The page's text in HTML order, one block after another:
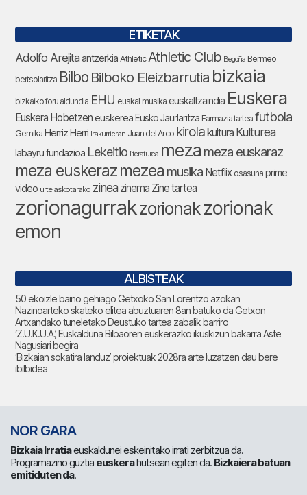
ETIKETAK
Adolfo Arejitaantzerkia Athletic Athletic Club Begoña Bermeo
bertsolaritza Bilbo Bilboko Eleizbarrutia bizkaia
bizkaiko foru aldundia EHU euskal musika euskaltzaindia Euskera
Euskera Hobetzeneuskerea Eusko Jaurlaritza Farmazia tartea futbola
Gernika Herriz Herri Irakurrieran Juan del Arco kirolakultura Kulturea
labayru fundazioa Lekeitio literaturea meza meza euskaraz
meza euskerazmezea musika Netflix osasuna prime
video urte askotarako zinea zinema Zine tartea
zorionagurrakzorionakzorionak
emon
ALBISTEAK
50 ekoizle baino gehiago Getxoko San Lorentzo azokan
Nazinoarteko skateko elitea abuztuaren 8an batuko da Getxon
Artxandako tuneletako Deustuko tartea zabalik barriro
‘Z.U.K.U.A.’, Euskalduna Bilbaoren euskerazko ikuskizun bakarra Aste
Nagusiari begira
‘Bizkaian sokatira landuz’ proiektuak 2028ra arte luzatzen dau bere
ibilbidea
NOR GARA
Bizkaia Irratiaeuskaldunei eskeinitako irrati zerbitzua da.
Programazino guztia euskerahutsean egiten da. Bizkaiera batuan
emitiduten da.